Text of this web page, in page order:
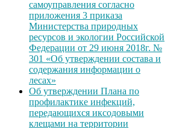
самоуправления согласно
приложения 3 приказа
Министерства природных
ресурсов и экологии Российской
Федерации от 29 июня 2018г. №
301 «Об утверждении состава и
содержания информации о
лесах»
Об утверждении Плана по
профилактике инфекций,
передающихся иксодовыми
клещами на территории